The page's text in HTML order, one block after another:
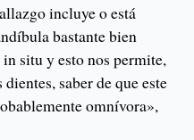
incluye o está
bastante bien
situ y esto nos permite,
saber de que este
omnívora»,